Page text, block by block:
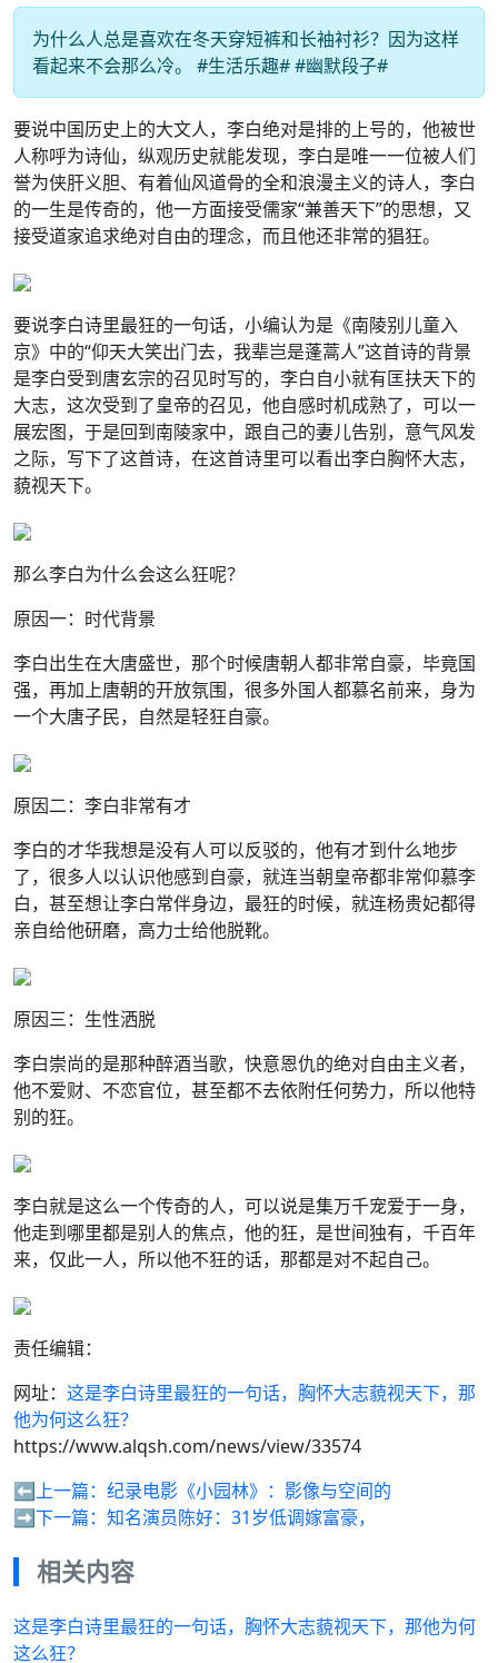
为什么人总是喜欢在冬天穿短裤和长袖衬衫？因为这样
看起来不会那么冷。 #生活乐趣# #幽默段子#
要说中国历史上的大文人，李白绝对是排的上号的，他被世
人称呼为诗仙，纵观历史就能发现，李白是唯一一位被人们
誉为侠肝义胆、有着仙风道骨的全和浪漫主义的诗人，李白
的一生是传奇的，他一方面接受儒家“兼善天下”的思想，又
接受道家追求绝对自由的理念，而且他还非常的猖狂。
要说李白诗里最狂的一句话，小编认为是《南陵别儿童入
京》中的“仰天大笑出门去，我辈岂是蓬蒿人”这首诗的背景
是李白受到唐玄宗的召见时写的，李白自小就有匡扶天下的
大志，这次受到了皇帝的召见，他自感时机成熟了，可以一
展宏图，于是回到南陵家中，跟自己的妻儿告别，意气风发
之际，写下了这首诗，在这首诗里可以看出李白胸怀大志，
藐视天下。
那么李白为什么会这么狂呢？
原因一：时代背景
李白出生在大唐盛世，那个时候唐朝人都非常自豪，毕竟国
强，再加上唐朝的开放氛围，很多外国人都慕名前来，身为
一个大唐子民，自然是轻狂自豪。
原因二：李白非常有才
李白的才华我想是没有人可以反驳的，他有才到什么地步
了，很多人以认识他感到自豪，就连当朝皇帝都非常仰慕李
白，甚至想让李白常伴身边，最狂的时候，就连杨贵妃都得
亲自给他研磨，高力士给他脱靴。
原因三：生性洒脱
李白崇尚的是那种醉酒当歌，快意恩仇的绝对自由主义者，
他不爱财、不恋官位，甚至都不去依附任何势力，所以他特
别的狂。
李白就是这么一个传奇的人，可以说是集万千宠爱于一身，
他走到哪里都是别人的焦点，他的狂，是世间独有，千百年
来，仅此一人，所以他不狂的话，那都是对不起自己。
责任编辑：
网址： 这是李白诗里最狂的一句话，胸怀大志藐视天下，那
他为何这么狂？
https://www.alqsh.com/news/view/33574
⬅️上一篇： 纪录电影《小园林》：影像与空间的
➡️下一篇： 知名演员陈好：31岁低调嫁富豪，
相关内容
这是李白诗里最狂的一句话，胸怀大志藐视天下，那他为何
这么狂？